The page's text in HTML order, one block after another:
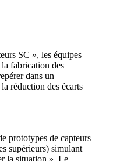
SC », les équipes
fabrication des
dans un
réduction des écarts
prototypes de capteurs
supérieurs) simulant
la situation ». Le